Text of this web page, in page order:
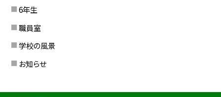
6年生
職員室
学校の風景
お知らせ